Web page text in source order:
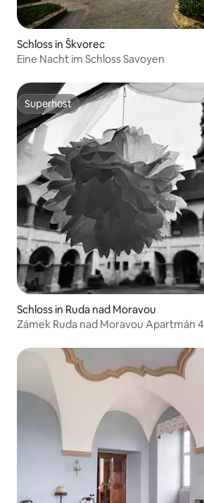
Schloss in Škvorec
Eine Nacht im Schloss Savoyen
Superhost
Superhost
Schloss in Ruda nad Moravou
Zámek Ruda nad Moravou Apartmán 4